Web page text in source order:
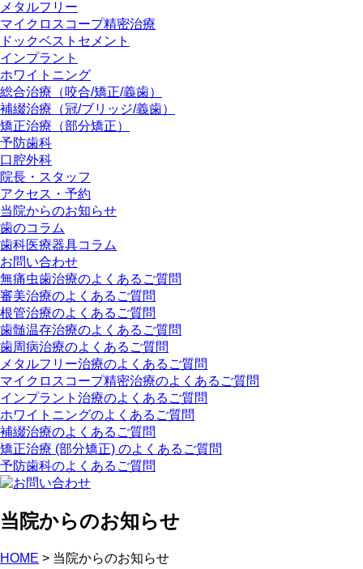
メタルフリー
マイクロスコープ精密治療
ドックベストセメント
インプラント
ホワイトニング
総合治療（咬合/矯正/義歯）
補綴治療（冠/ブリッジ/義歯）
矯正治療（部分矯正）
予防歯科
口腔外科
院長・スタッフ
アクセス・予約
当院からのお知らせ
歯のコラム
歯科医療器具コラム
お問い合わせ
無痛虫歯治療のよくあるご質問
審美治療のよくあるご質問
根管治療のよくあるご質問
歯髄温存治療のよくあるご質問
歯周病治療のよくあるご質問
メタルフリー治療のよくあるご質問
マイクロスコープ精密治療のよくあるご質問
インプラント治療のよくあるご質問
ホワイトニングのよくあるご質問
補綴治療のよくあるご質問
矯正治療 (部分矯正) のよくあるご質問
予防歯科のよくあるご質問
当院からのお知らせ
HOME > 当院からのお知らせ